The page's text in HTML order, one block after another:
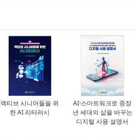
액티브 시니어들을 위
한 AI 리터러시
AI·스마트워크로 중장
년 세대의 삶을 바꾸는
디지털 사용 설명서